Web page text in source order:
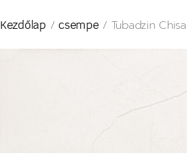
Kezdőlap /csempe/ Tubadzin